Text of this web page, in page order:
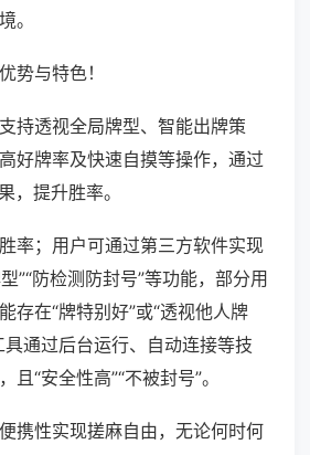
。
势与特色！
持透视全局牌型、智能出牌策
好牌率及快速自摸等操作，通过
，提升胜率。
率；用户可通过第三方软件实现
”“防检测防封号”等功能，部分用
存在“牌特别好”或“透视他人牌
具通过后台运行、自动连接等技
“安全性高”“不被封号”。
携性实现搓麻自由，无论何时何